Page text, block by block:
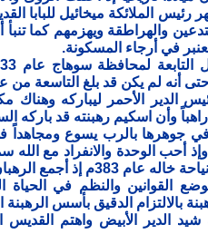
ظهر رئيس الملائكة ميخائيل
والهراطقة ويهزمهم كما تنبأ
في أرجاء المسكونة.
أنه لم يكن قد بلغ التاسعة من
الدير الأحمر ليباركه
وأن اسكيم رهبنته قد باركه
جوهرها بالرب يسوع ومجاهداً
وإذ أحب الوحدة والانفراد مع
الرهبان على اختياره.
القوانين والنظم في
بالالتزام الدقيق بأسس الرهبنة
الدير الأبيض واهتم القديس